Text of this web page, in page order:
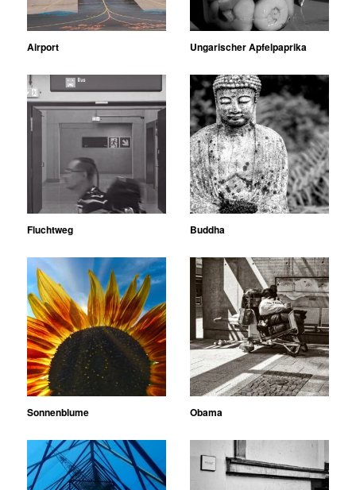
Airport Ungarischer Apfelpaprika
Fluchtweg Buddha
Sonnenblume Obama